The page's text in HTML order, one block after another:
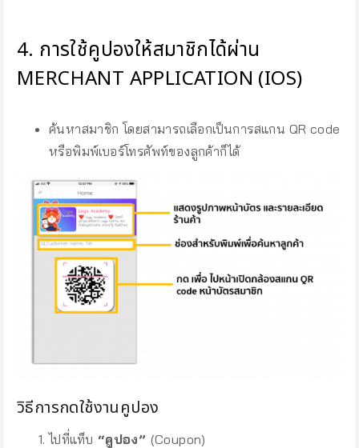
4. การใช้คูปองให้สมาชิกได้ผ่าน
MERCHANT APPLICATION (IOS)
ค้นหาสมาชิก โดยสามารถเลือกเป็นการสแกน QR code
หรือพิมพ์เบอร์โทรศัพท์ของลูกค้าก็ได้
วิธีการกดใช้งานคูปอง
ไปที่แท็บ “คูปอง” (Coupon)